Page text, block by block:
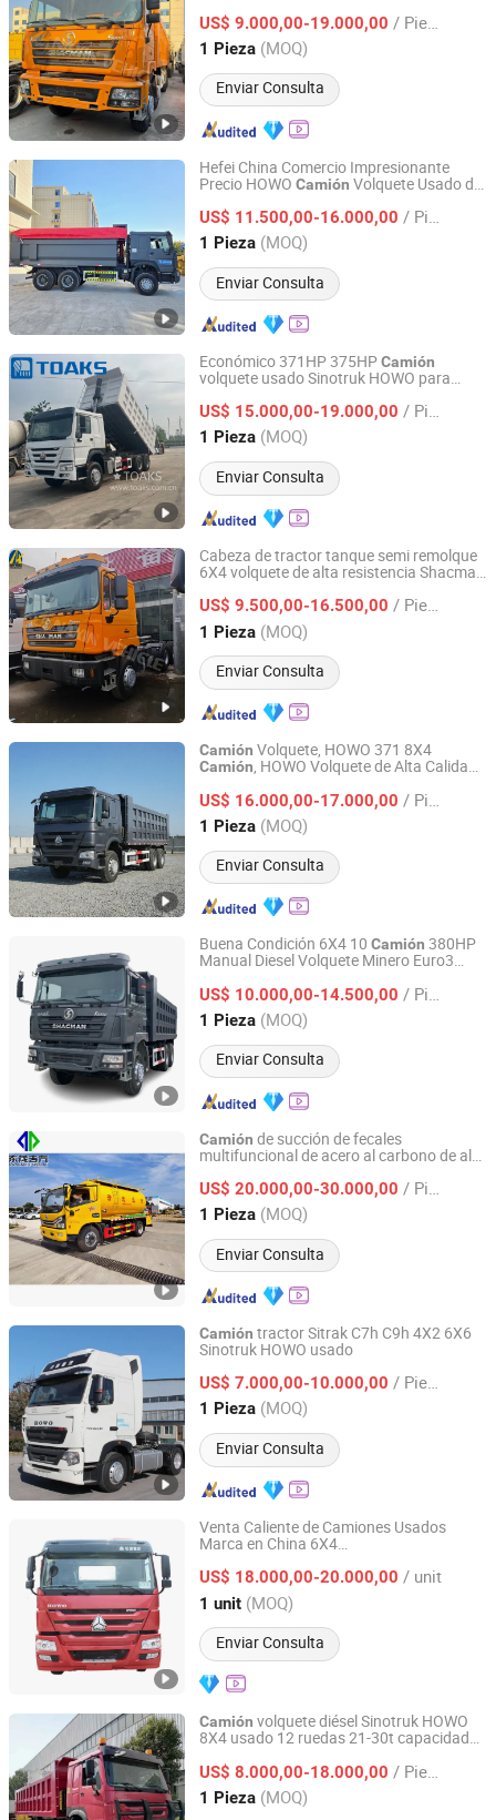
US$ 9.000,00-19.000,00 / Pieza
1 Pieza (MOQ)
Enviar Consulta
Shandong, China Desde 2022
Hefei China Comercio Impresionante
Precio HOWO Camión Volquete Usado de
Carga Pesada para Transporte Precio
Bajo
CamiónVolquete con Motor Potente
US$ 11.500,00-16.000,00 / Pieza
1 Pieza (MOQ)
Enviar Consulta
Toaks International Trading Company
Anhui, China Desde 2020
Económico 371HP 375HPCamión
volquete usado Sinotruk HOWO para
10 Ruedas
US$ 15.000,00-19.000,00 / Pieza
1 Pieza (MOQ)
Enviar Consulta
Toaks International Trading Company
Anhui, China Desde 2020
Cabeza de tractor tanque semi remolque
6X4 volquete de alta resistencia Shacman
US$ 9.500,00-16.500,00 / Pieza
1 Pieza (MOQ)
Enviar Consulta
Shandong Lujun Naxin International Trade Co., Ltd.
Shandong, China Desde 2022
Camión Volquete, HOWO 371 8X4
Camión, HOWO Volquete de Alta Calidad
Premium 40 Toneladas de Motor Diésel
Nuevo
CamiónVolquete de Carga Pesada
US$ 16.000,00-17.000,00 / Pieza
1 Pieza (MOQ)
Enviar Consulta
Shandong Welong Machinery Co., Ltd.
Shandong, China Desde 2025
Buena Condición 6X4 10 Camión 380HP
Manual Diesel Volquete Minero Euro3
en Venta
US$ 10.000,00-14.500,00 / Pieza
1 Pieza (MOQ)
Enviar Consulta
Lupeng (Shandong) Supply Chain Co., Ltd.
Shandong, China Desde 2024
Camión de succión de fecales
multifuncional de acero al carbono de alta
US$ 20.000,00-30.000,00 / Pieza
1 Pieza (MOQ)
Enviar Consulta
Hubei Dongmao Special Purpose Vehicle Co., Ltd
Hubei, China Desde 2025
Camión tractor Sitrak C7h C9h 4X2 6X6
Sinotruk HOWO usado
US$ 7.000,00-10.000,00 / Pieza
1 Pieza (MOQ)
Enviar Consulta
Lupeng (Shandong) Supply Chain Co., Ltd.
Shandong, China Desde 2024
Venta Caliente de Camiones Usados
Marca en China 6X4
Izquierda Derecha Rendimiento Estable
Remolcador Logístico HOWO
Remanufacturado 4X2
US$ 18.000,00-20.000,00 / unit
1 unit (MOQ)
Enviar Consulta
Hica Vehicles (Shandong) Co., Ltd.
Shandong, China Desde 2025
Camión volquete diésel Sinotruk HOWO
8X4 usado 12 ruedas 21-30t capacidad
arena
US$ 8.000,00-18.000,00 / Pieza
1 Pieza (MOQ)
Guoxin Technology (Shandong) Co., Ltd.
Shandong, China Desde 2026